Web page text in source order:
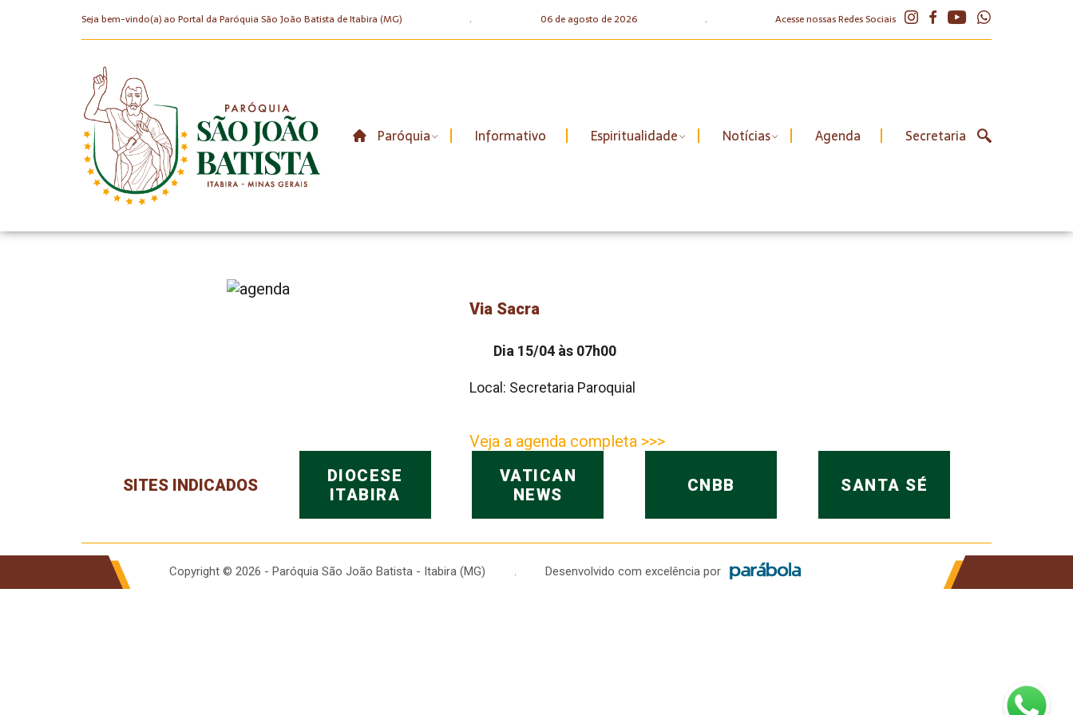
Seja bem-vindo(a) ao Portal da Paróquia São João Batista de Itabira (MG) . 06 de agosto de 2026 . Acesse nossas Redes Sociais
Paróquia Informativo Espiritualidade Notícias Agenda Secretaria
Via Sacra
Dia 15/04 às 07h00
Local: Secretaria Paroquial
Veja a agenda completa >>>
SITES INDICADOS
DIOCESE
ITABIRA
VATICAN
NEWS
CNBB SANTA SÉ
Copyright © 2026 - Paróquia São João Batista - Itabira (MG) . Desenvolvido com excelência por